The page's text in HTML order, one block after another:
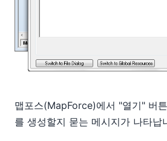
맵포스(MapForce)에서 "열기" 버
를 생성할지 묻는 메시지가 나타납